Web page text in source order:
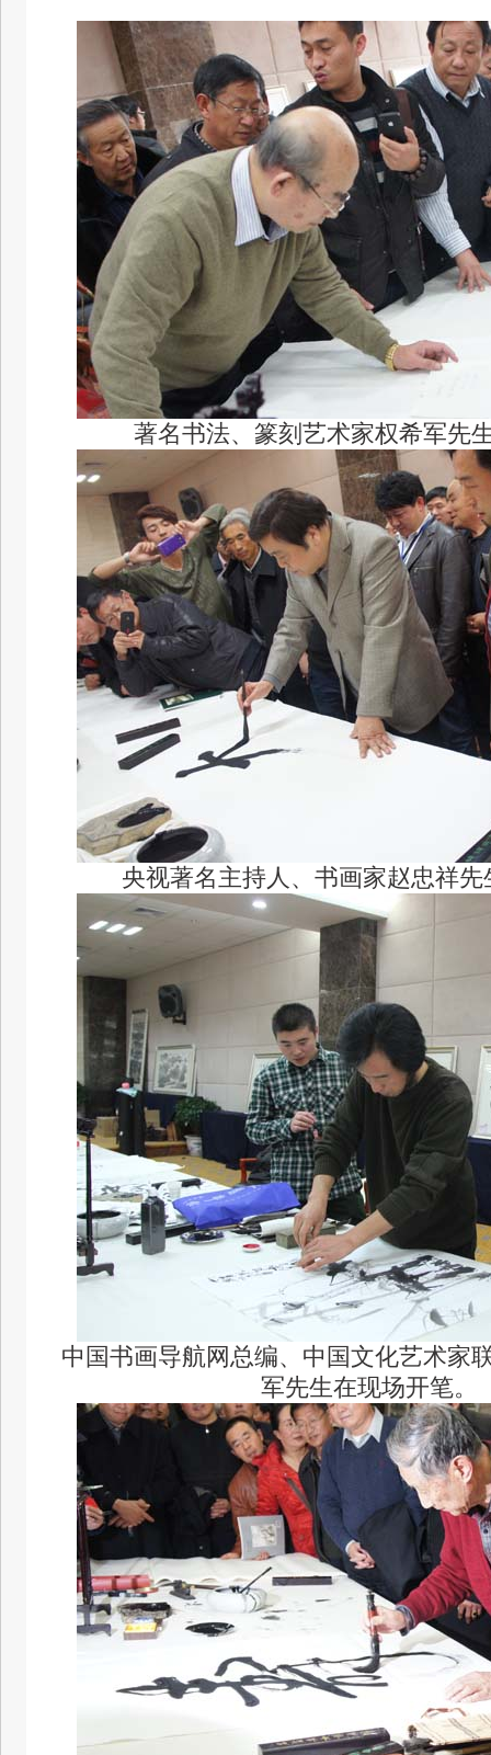
著名书法、篆刻艺术家权希军先
央视著名主持人、书画家赵忠祥
中国书画导航网总编、中国文化艺术家
军先生在现场开笔。